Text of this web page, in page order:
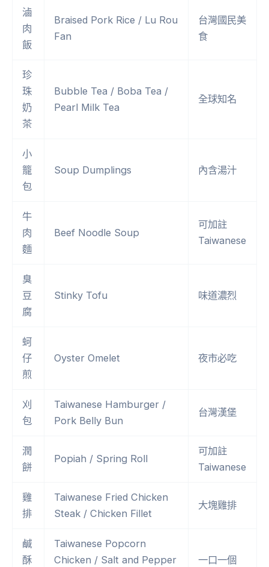
滷
肉
飯
Braised Pork Rice / Lu Rou
Fan
台灣國民美
食
珍
珠
奶
茶
Bubble Tea / Boba Tea /
Pearl Milk Tea
全球知名
小
籠
包
Soup Dumplings 內含湯汁
牛
肉
麵
Beef Noodle Soup
可加註
Taiwanese
臭
豆
腐
Stinky Tofu 味道濃烈
蚵
仔
煎
Oyster Omelet 夜市必吃
刈
包
Taiwanese Hamburger /
Pork Belly Bun
台灣漢堡
潤
餅
Popiah / Spring Roll
可加註
Taiwanese
雞
排
Taiwanese Fried Chicken
Steak / Chicken Fillet
大塊雞排
鹹
酥
Taiwanese Popcorn
Chicken / Salt and Pepper
一口一個